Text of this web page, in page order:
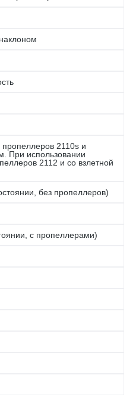
2110s и
При использовании
2112 и со взлетной
без пропеллеров)
с пропеллерами)